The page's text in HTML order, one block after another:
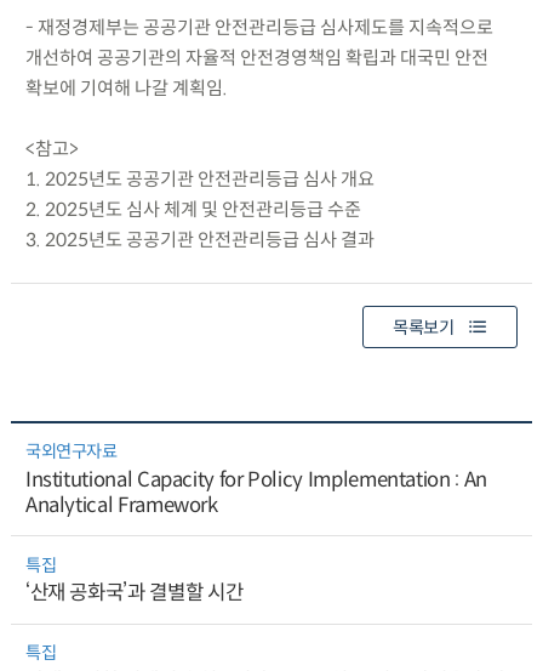
- 재정경제부는 공공기관 안전관리등급 심사제도를 지속적으로
개선하여 공공기관의 자율적 안전경영책임 확립과 대국민 안전
확보에 기여해 나갈 계획임.
<참고>
1. 2025년도 공공기관 안전관리등급 심사 개요
2. 2025년도 심사 체계 및 안전관리등급 수준
3. 2025년도 공공기관 안전관리등급 심사 결과
목록보기
국외연구자료
Institutional Capacity for Policy Implementation : An
Analytical Framework
특집
‘산재 공화국’과 결별할 시간
특집